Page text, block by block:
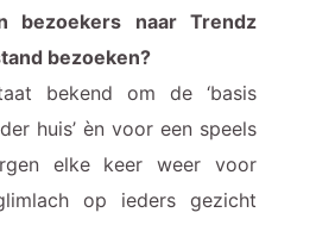
bezoekers naar Trendz
bezoeken?
bekend om de ‘basis
huis’ èn voor een speels
elke keer weer voor
op ieders gezicht